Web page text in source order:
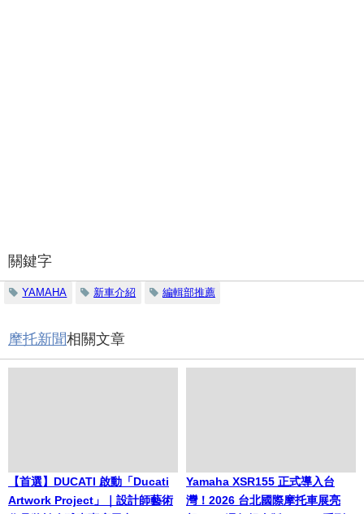
關鍵字
YAMAHA 新車介紹 編輯部推薦
摩托新聞相關文章
【首選】DUCATI 啟動「Ducati
Artwork Project」｜設計師藝術
Yamaha XSR155 正式導入台
灣！2026 台北國際摩托車展亮